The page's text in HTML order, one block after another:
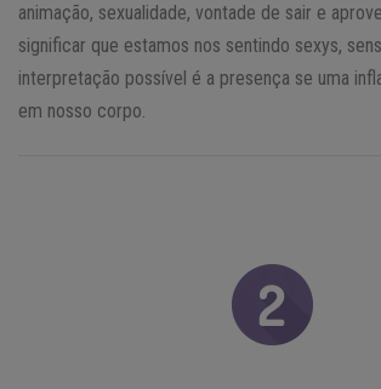
animação, sexualidade, vontade de sair e
significar que estamos nos sentindo sexys,
interpretação possível é a presença se uma
em nosso corpo.